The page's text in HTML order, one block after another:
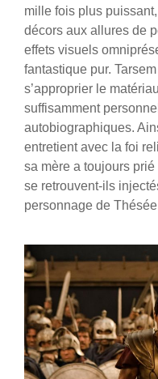
mille fois plus
décors aux allures de
effets visuels
fantastique pur.
s’approprier le
suffisamment
autobiographiques.
entretient avec la foi
sa mère a toujours
se retrouvent-ils
personnage de